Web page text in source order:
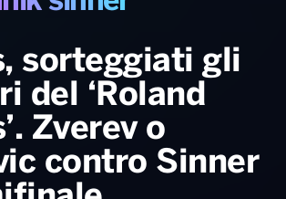
Hit Dance
e Spettacolo
Norba Consiglia
Generale
Novità
Astrabilia 2026
News TV
2026
sorteggiati gli
del ‘Roland
Zverev o
contro Sinner